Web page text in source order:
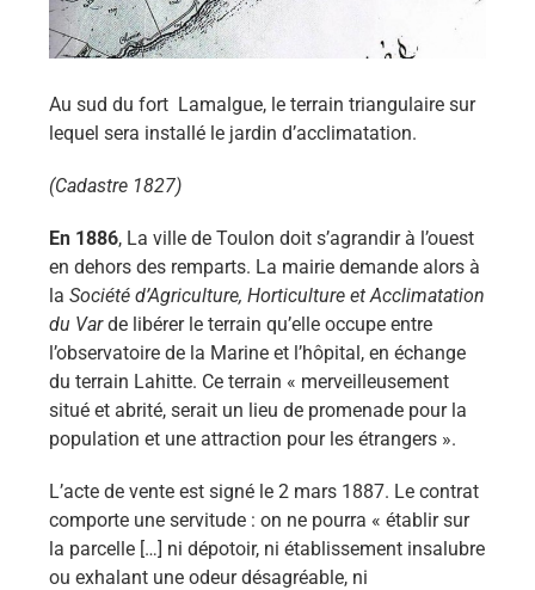
Au sud du fort Lamalgue, le terrain triangulaire sur
lequel sera installé le jardin d’acclimatation.
(Cadastre 1827)
En 1886, La ville de Toulon doit s’agrandir à l’ouest
en dehors des remparts. La mairie demande alors à
laSociété d’Agriculture, Horticulture et Acclimatation
du Varde libérer le terrain qu’elle occupe entre
l’observatoire de la Marine et l’hôpital, en échange
du terrain Lahitte. Ce terrain « merveilleusement
situé et abrité, serait un lieu de promenade pour la
population et une attraction pour les étrangers ».
L’acte de vente est signé le 2 mars 1887. Le contrat
comporte une servitude : on ne pourra « établir sur
la parcelle […] ni dépotoir, ni établissement insalubre
ou exhalant une odeur désagréable, ni